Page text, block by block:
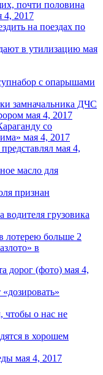
почти половина
4, 2017
на поездах по
в утилизацию мая
с опарышами
замначальника ДЧС
мая 4, 2017
со
мая 4, 2017
мая 4,
масло для
признан
грузовика
лотерею больше 2
в
дорог (фото) мая 4,
чтобы о нас не
в хорошем
мая 4, 2017